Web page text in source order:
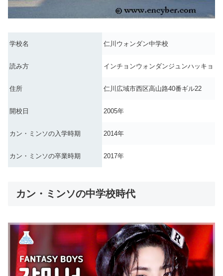
学校名 仁川ウォンダン中学校
読み方 インチョンウォンダンジュンハッキョ
住所 仁川広域市西区高山路40番ギル22
開校日 2005年
カン・ミンソの入学時期 2014年
カン・ミンソの卒業時期 2017年
カン・ミンソの中学校時代